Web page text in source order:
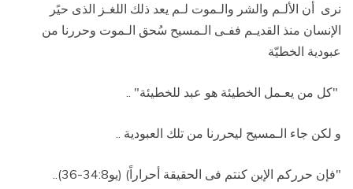
نرى أن الألـم والشر والـموت لـم يعد ذلك اللغـز الذى حيًر
الإنسان منذ القديـم ففـى الـمسيح سُحق الـموت وحررنا من
عبودية الخطيّة
"كل من يعـمل الخطيئة هو عبد للخطيئة" ..
و لكن جاء الـمسيح ليحررنا من تلك العبودية ..
"فإن حرركم الإبن كنتم فى الحقيقة أحراراً) (يو34:8-36)..